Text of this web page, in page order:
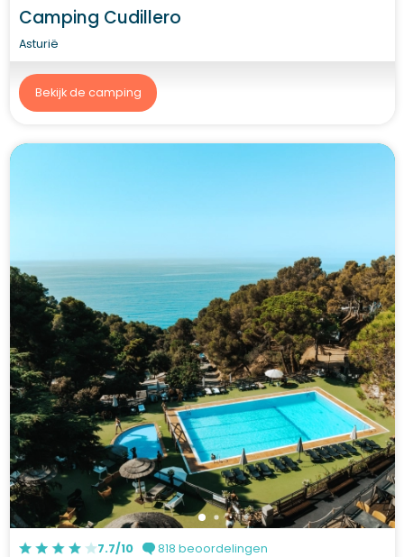
Camping Cudillero
Asturië
Bekijk de camping
7.7/10 818 beoordelingen